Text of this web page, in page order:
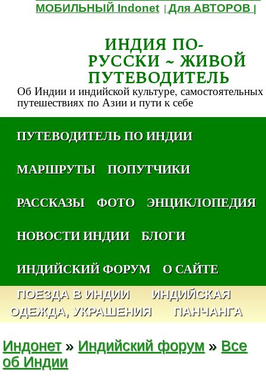
МОБИЛЬНЫЙ Indonet |Для АВТОРОВ
ИНДИЯ ПО-
РУССКИ ~ ЖИВОЙ
ПУТЕВОДИТЕЛЬ
Об Индии и индийской культуре, самостоятельных
путешествиях по Азии и пути к себе
ПУТЕВОДИТЕЛЬ ПО ИНДИИ
МАРШРУТЫ
ПОПУТЧИКИ
РАССКАЗЫ
ФОТО
ЭНЦИКЛОПЕДИЯ
НОВОСТИ ИНДИИ
БЛОГИ
ИНДИЙСКИЙ ФОРУМ
О САЙТЕ
ПОЕЗДА В ИНДИИ
ИНДИЙСКАЯ
ОДЕЖДА, УКРАШЕНИЯ
ПАНЧАНГА
Индонет» Индийский форум » Все
об Индии